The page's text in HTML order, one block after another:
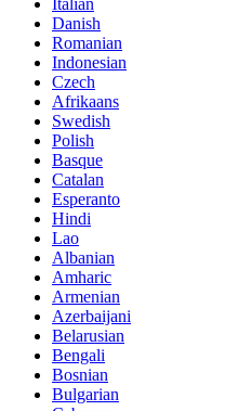
Danish
Romanian
Indonesian
Czech
Afrikaans
Swedish
Polish
Basque
Catalan
Esperanto
Hindi
Lao
Albanian
Amharic
Armenian
Azerbaijani
Belarusian
Bengali
Bosnian
Bulgarian